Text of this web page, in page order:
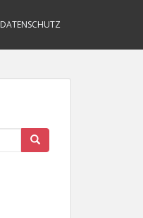
DATENSCHUTZ